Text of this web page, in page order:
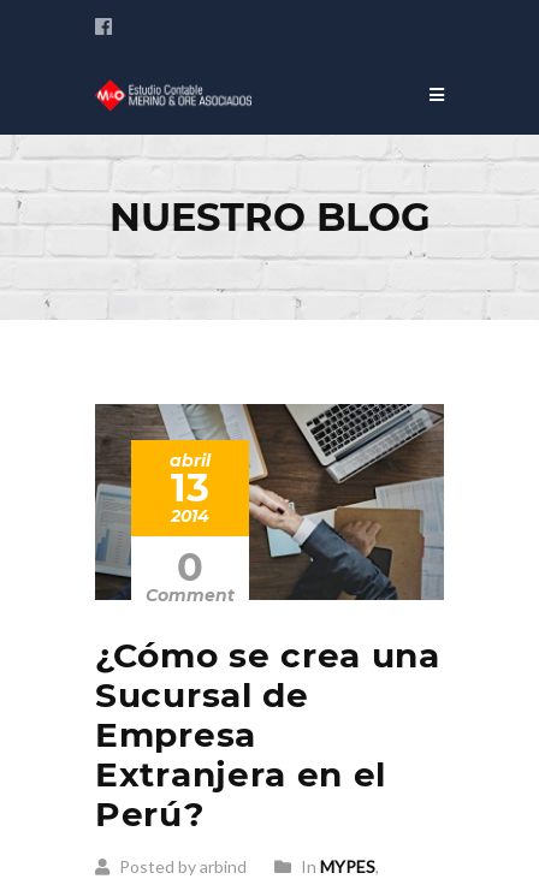
NUESTRO BLOG
abril
13
2014
0
Comment
¿Cómo se crea una
Sucursal de
Empresa
Extranjera en el
Perú?
Posted by arbind In MYPES,